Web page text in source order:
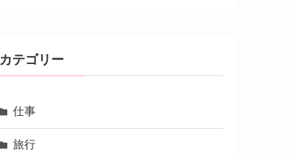
カテゴリー
仕事
旅行